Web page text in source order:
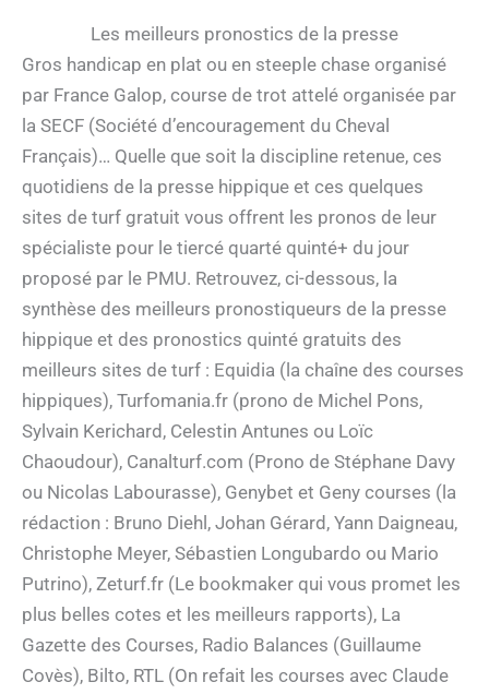
Les meilleurs pronostics de la presse
Gros handicap en plat ou en steeple chase organisé
par France Galop, course de trot attelé organisée par
la SECF (Société d’encouragement du Cheval
Français)… Quelle que soit la discipline retenue, ces
quotidiens de la presse hippique et ces quelques
sites de turf gratuit vous offrent les pronos de leur
spécialiste pour le tiercé quarté quinté+ du jour
proposé par le PMU. Retrouvez, ci-dessous, la
synthèse des meilleurs pronostiqueurs de la presse
hippique et des pronostics quinté gratuits des
meilleurs sites de turf : Equidia (la chaîne des courses
hippiques), Turfomania.fr (prono de Michel Pons,
Sylvain Kerichard, Celestin Antunes ou Loïc
Chaoudour), Canalturf.com (Prono de Stéphane Davy
ou Nicolas Labourasse), Genybet et Geny courses (la
rédaction : Bruno Diehl, Johan Gérard, Yann Daigneau,
Christophe Meyer, Sébastien Longubardo ou Mario
Putrino), Zeturf.fr (Le bookmaker qui vous promet les
plus belles cotes et les meilleurs rapports), La
Gazette des Courses, Radio Balances (Guillaume
Covès), Bilto, RTL (On refait les courses avec Claude